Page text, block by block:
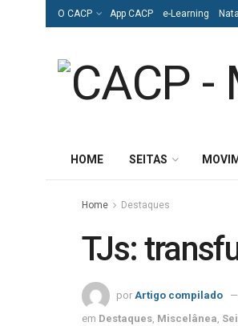
O CACP App CACP e-Learning
HOME SEITAS
Home Destaques
TJs:
por Artigo compilado
em Destaques Miscelânea